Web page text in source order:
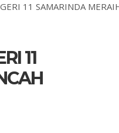
11 SAMARINDA
11